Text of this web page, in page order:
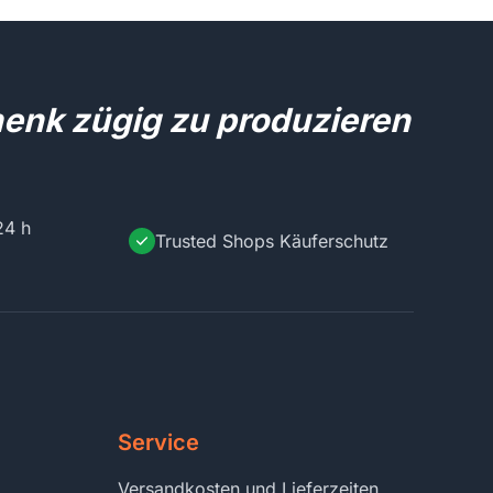
zügig zu produzieren
h
Trusted Shops Käuferschutz
Service
Versandkosten und Lieferzeiten